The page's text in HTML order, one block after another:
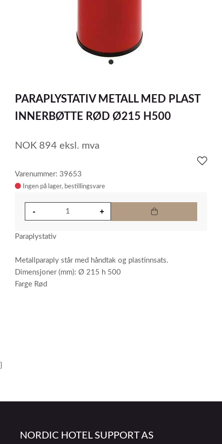
item
of
1
PARAPLYSTATIV METALL MED PLAST
INNERBØTTE RØD Ø215 H500
NOK 894 eksl. mva
Varenummer: 39653
Ingen på lager
Paraplystativ
Metallparaply står med håndtak og plastinnsats.
Dimensjoner (mm): Ø 215 h 500
Farge Rød
}
NORDIC HOTEL SUPPORT AS